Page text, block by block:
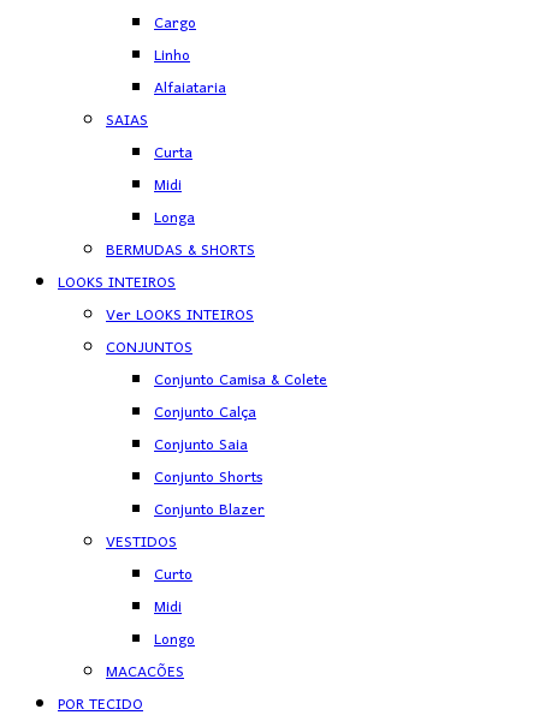
Cargo
Linho
Alfaiataria
SAIAS
Curta
Midi
Longa
BERMUDAS & SHORTS
LOOKS INTEIROS
Ver LOOKS INTEIROS
CONJUNTOS
Conjunto Camisa & Colete
Conjunto Calça
Conjunto Saia
Conjunto Shorts
Conjunto Blazer
VESTIDOS
Curto
Midi
Longo
MACACÕES
POR TECIDO